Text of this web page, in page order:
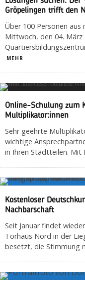
Gröpelingen trifft den
Über 100 Personen
Mittwoch, den 04. März
MEHR
Online-Schulung zum
Multiplikator:innen
Sehr geehrte
wichtige
in Ihren Stadtteilen. Mit
Kostenloser
Nachbarschaft
Seit Januar findet
Torhaus Nord in der
besetzt, die Stimmung